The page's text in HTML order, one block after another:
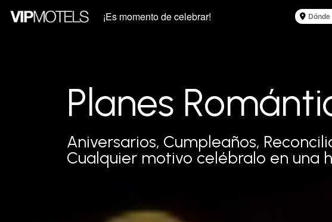
¡Es momento de celebrar!
Planes
Aniversarios, Cumpleaños,
Cualquier motivo celébralo en una